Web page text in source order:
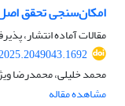
امکان‌سنجی تحقق
مقالات آماده انتشار،
محمد خلیلی، محمدرضا
مشاهده مقاله